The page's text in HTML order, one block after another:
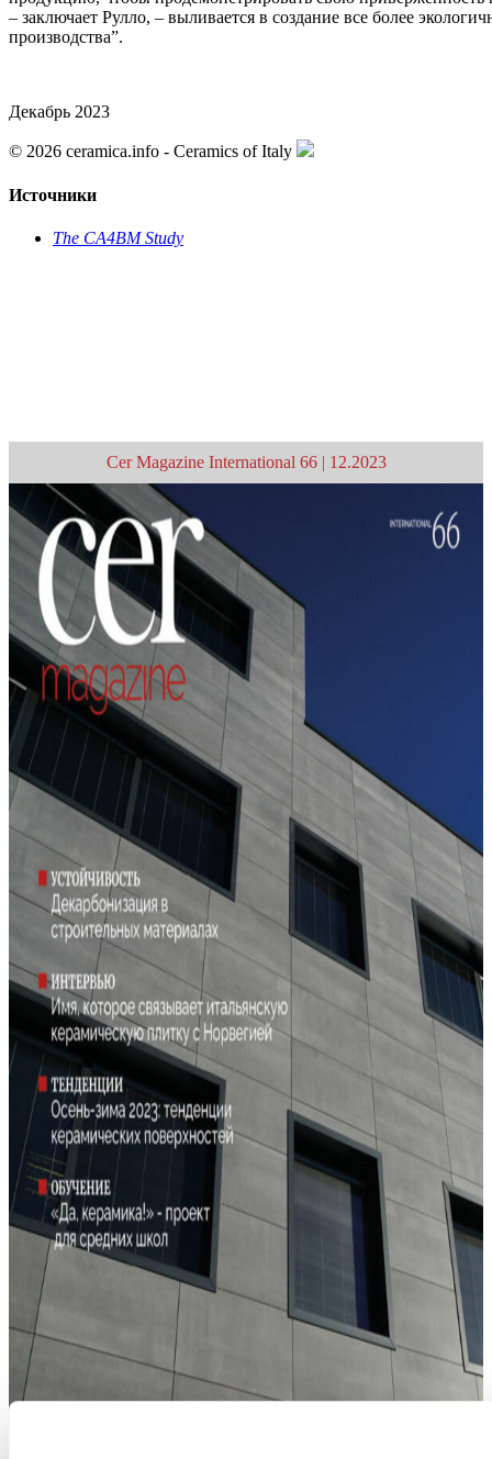
– заключает Рулло, – выливается в создание все более
производства”.
Декабрь 2023
© 2026 ceramica.info - Ceramics of Italy
Источники
The CA4BM Study
Cer Magazine International 66 | 12.2023